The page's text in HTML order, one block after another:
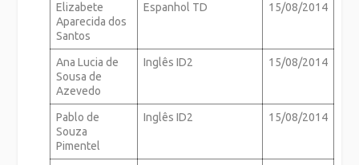
Elizabete
Aparecida dos
Santos
Espanhol TD 15/08/2014
Ana Lucia de
Sousa de
Azevedo
Inglês ID2 15/08/2014
Pablo de
Souza
Pimentel
Inglês ID2 15/08/2014